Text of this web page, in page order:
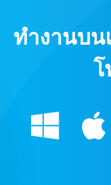
ทํางานบน
โ